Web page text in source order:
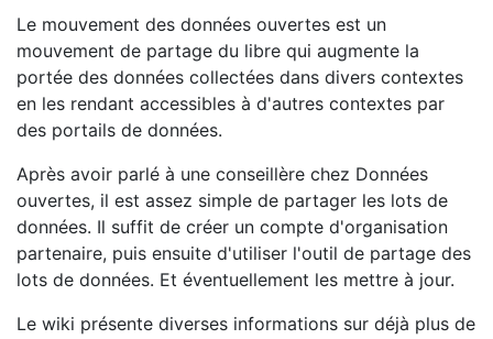
Le mouvement des données ouvertes est un
mouvement de partage du libre qui augmente la
portée des données collectées dans divers contextes
en les rendant accessibles à d'autres contextes par
des portails de données.
Après avoir parlé à une conseillère chez Données
ouvertes, il est assez simple de partager les lots de
données. Il suffit de créer un compte d'organisation
partenaire, puis ensuite d'utiliser l'outil de partage des
lots de données. Et éventuellement les mettre à jour.
Le wiki présente diverses informations sur déjà plus de